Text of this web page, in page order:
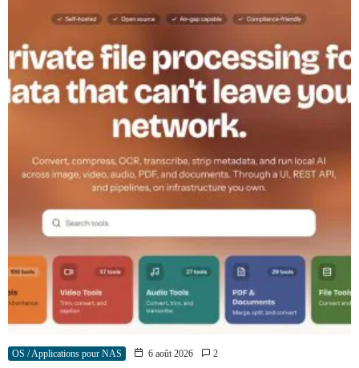
OS / Applications pour NAS 6 août 2026 2